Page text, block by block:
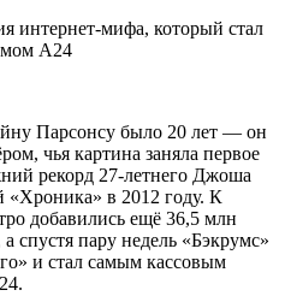
Парсонсу было 20 лет — он
чья картина заняла первое
рекорд 27-летнего Джоша
«Хроника» в 2012 году. К
добавились ещё 36,5 млн
спустя пару недель «Бэкрумс»
и стал самым кассовым